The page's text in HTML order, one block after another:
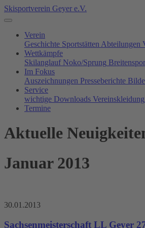
Skisportverein Geyer e.V.
Verein
Geschichte Sportstätten Abteilungen
Wettkämpfe
Skilanglauf Noko/Sprung
Im Fokus
Auszeichnungen Presseberichte
Service
wichtige Downloads Vereinskleidung
Termine
Aktuelle
Januar 2013
30.01.2013
Sachsenmeisterschaft LL Geyer